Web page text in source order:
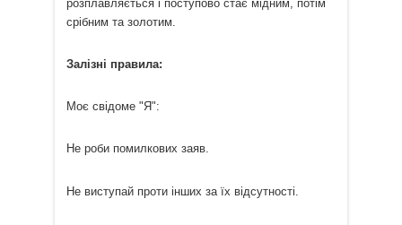
розплавляється і поступово стає мідним, потім
срібним та золотим.
Залізні правила:
Моє свідоме "Я":
Не роби помилкових заяв.
Не виступай проти інших за їх відсутності.